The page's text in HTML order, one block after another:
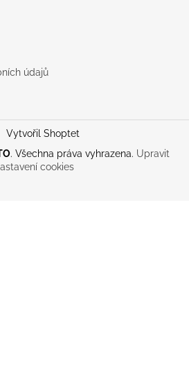
údajů
Vytvořil Shoptet
. Všechna práva vyhrazena. Upravit
cookies